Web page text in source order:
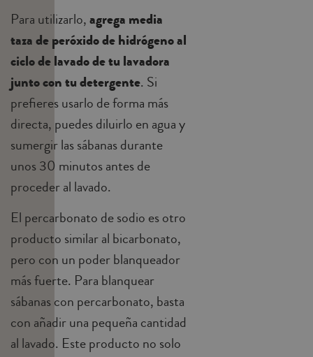
Para utilizarlo,agrega media
taza de peróxido de hidrógeno al
ciclo de lavado de tu lavadora
junto con tu detergente. Si
prefieres usarlo de forma más
directa, puedes diluirlo en agua y
sumergir las sábanas durante
unos 30 minutos antes de
proceder al lavado.
El percarbonato de sodio es otro
producto similar al bicarbonato,
pero con un poder blanqueador
más fuerte. Para blanquear
sábanas con percarbonato, basta
con añadir una pequeña cantidad
al lavado. Este producto no solo